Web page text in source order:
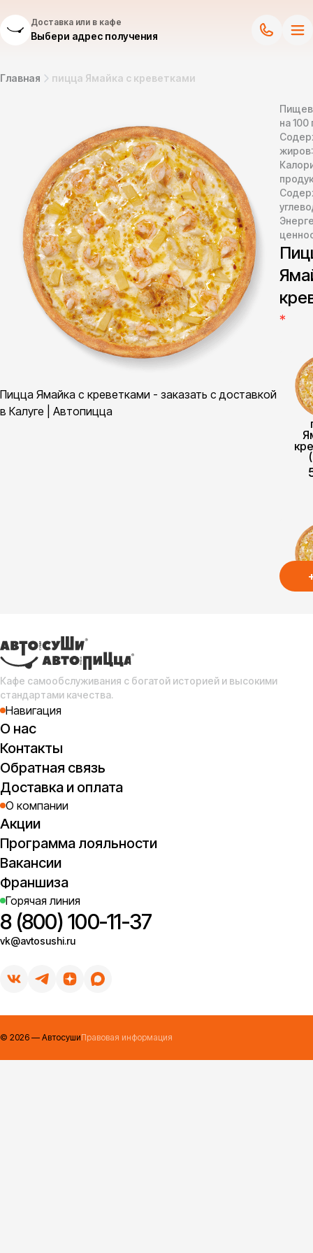
Доставка или в кафе
Выбери адрес получения
Главная пицца Ямайка с креветками
Пицца Ямайка с креветками - заказать с доставкой
в Калуге | Автопицца
на 100
*
Кафе самообслуживания с богатой историей и высокими
стандартами качества.
Навигация
О нас
Контакты
Обратная связь
Доставка и оплата
О компании
Акции
Программа лояльности
Вакансии
Франшиза
Горячая линия
8 (800) 100-11-37
vk@avtosushi.ru
© 2026 — АвтосушиПравовая информация